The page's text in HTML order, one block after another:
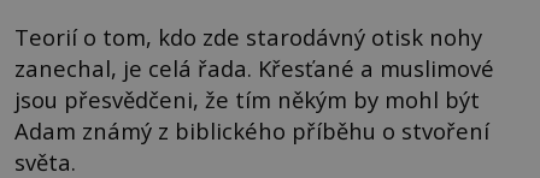
Teorií o tom, kdo zde starodávný otisk nohy
zanechal, je celá řada. Křesťané a muslimové
jsou přesvědčeni, že tím někým by mohl být
Adam známý z biblického příběhu o stvoření
světa.